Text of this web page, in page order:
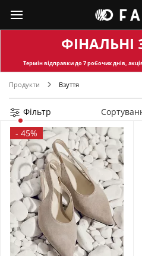
Термін відправкидо 7 робочих днів,
Продукти Взуття
Фільтр
- 45%